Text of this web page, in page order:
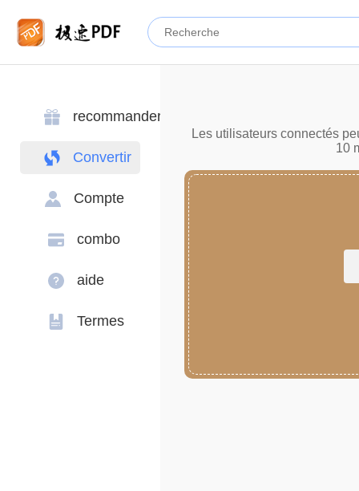
recommander
Convertir
Compte
combo
aide
Termes
Les utilisateurs connectés
10